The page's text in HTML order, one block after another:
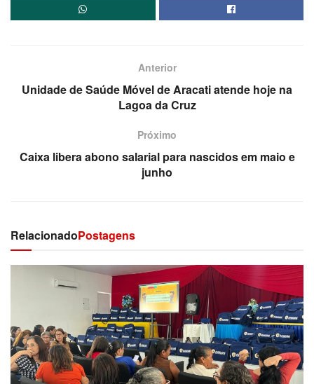
Anterior
Unidade de Saúde Móvel de Aracati atende hoje na
Lagoa da Cruz
Próximo
Caixa libera abono salarial para nascidos em maio e
junho
RelacionadoPostagens